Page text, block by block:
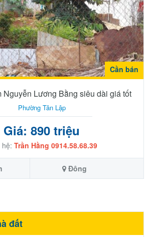
Cần bán
Nguyễn Lương Bằng siêu dài giá tốt
Phường Tân Lập
Giá: 890 triệu
hệ: Trần Hằng 0914.58.68.39
Đông
đất